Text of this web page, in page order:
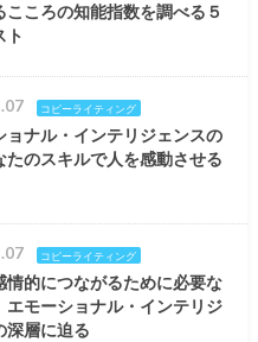
こころの知能指数を調べる５
ト
コピーライティング
ョナル・インテリジェンスの
たのスキルで人を感動させる
コピーライティング
情的につながるために必要な
エモーショナル・インテリジ
深層に迫る